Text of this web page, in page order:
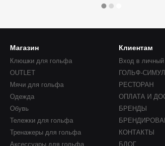
Магазин
Клюшки для гольфа
OUTLET
Мячи для гольфа
Одежда
Обувь
Тележки для гольфа
Тренажеры для гольфа
Аксессуары для гольфа
Клиентам
Вход в личный
ГОЛЬФ-
РЕСТОРАН
ОПЛАТА И
БРЕНДЫ
КОНТАКТЫ
БЛОГ